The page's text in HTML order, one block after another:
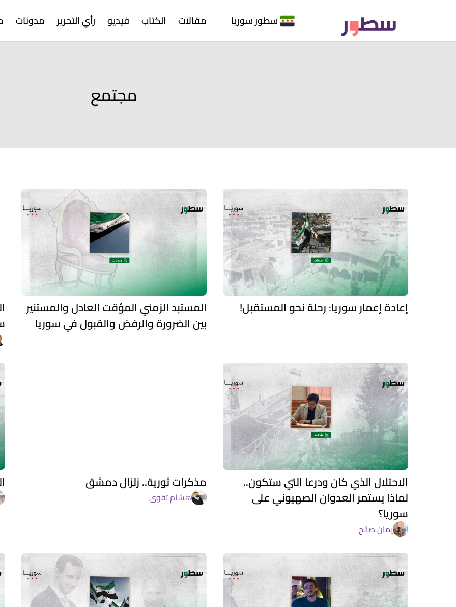
سطور سوريا مقالات الكتاب فيديو رأي التحرير مدونات
مجتمع
إعادة إعمار سوريا: رحلة نحو المستقبل! ‏المستبد الزمني المؤقت العادل والمستنير
بين الضرورة والرفض والقبول في سوريا
الاحتلال الذي كان ودرعا التي ستكون..
لماذا يستمر العدوان الصهيوني على
سوريا؟
يمان صالح
مذكرات ثورية.. زلزال دمشق
هشام تقوى